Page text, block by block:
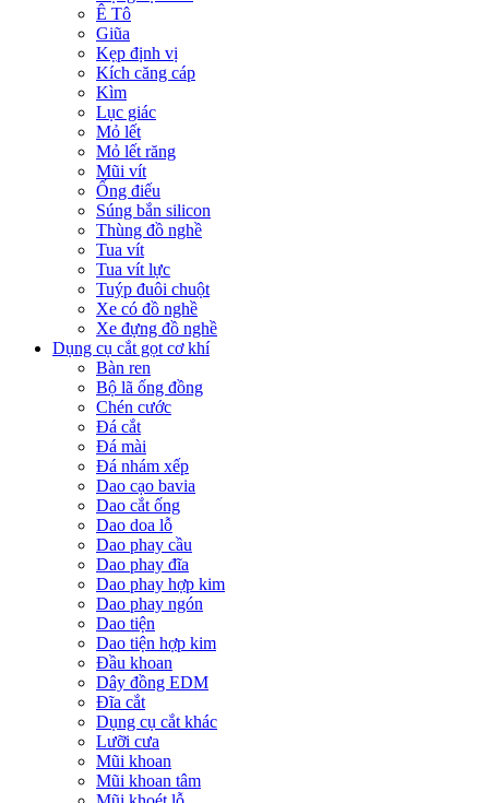
Ê Tô
Giũa
Kẹp định vị
Kích căng cáp
Kìm
Lục giác
Mỏ lết
Mỏ lết răng
Mũi vít
Ống điếu
Súng bắn silicon
Thùng đồ nghề
Tua vít
Tua vít lực
Tuýp đuôi chuột
Xe có đồ nghề
Xe đựng đồ nghề
Dụng cụ cắt gọt cơ khí
Bàn ren
Bộ lã ống đồng
Chén cước
Đá cắt
Đá mài
Đá nhám xếp
Dao cạo bavia
Dao cắt ống
Dao doa lỗ
Dao phay cầu
Dao phay đĩa
Dao phay hợp kim
Dao phay ngón
Dao tiện
Dao tiện hợp kim
Đầu khoan
Dây đồng EDM
Đĩa cắt
Dụng cụ cắt khác
Lưỡi cưa
Mũi khoan
Mũi khoan tâm